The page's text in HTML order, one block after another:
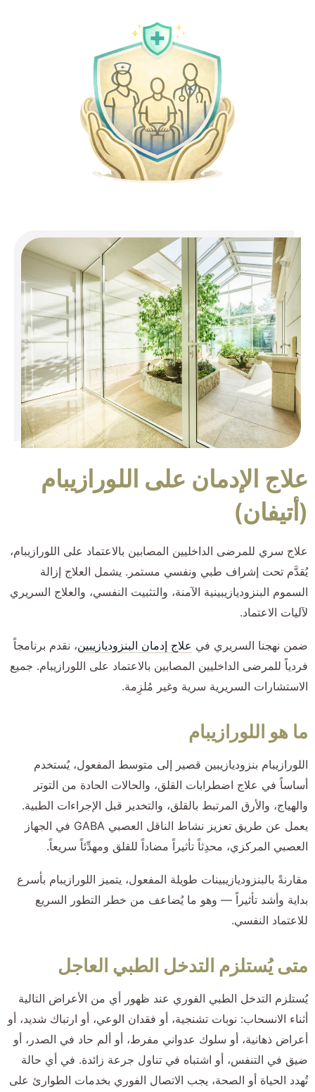
علاج الإدمان على اللورازيبام
(أتيفان)
علاج سري للمرضى الداخليين المصابين بالاعتماد على اللورازيبام،
يُقدَّم تحت إشراف طبي ونفسي مستمر. يشمل العلاج إزالة
السموم البنزوديازيبينية الآمنة، والتثبيت النفسي، والعلاج السريري
لآليات الاعتماد.
ضمن نهجنا السريري في علاج إدمان البنزوديازيبين، نقدم برنامجاً
فردياً للمرضى الداخليين المصابين بالاعتماد على اللورازيبام. جميع
الاستشارات السريرية سرية وغير مُلزِمة.
ما هو اللورازيبام
اللورازيبام بنزوديازيبين قصير إلى متوسط المفعول، يُستخدم
أساساً في علاج اضطرابات القلق، والحالات الحادة من التوتر
والهياج، والأرق المرتبط بالقلق، والتخدير قبل الإجراءات الطبية.
يعمل عن طريق تعزيز نشاط الناقل العصبي GABA في الجهاز
العصبي المركزي، محدِثاً تأثيراً مضاداً للقلق ومهدِّئاً سريعاً.
مقارنةً بالبنزوديازيبينات طويلة المفعول، يتميز اللورازيبام بأسرع
بداية وأشد تأثيراً — وهو ما يُضاعف من خطر التطور السريع
للاعتماد النفسي.
متى يُستلزم التدخل الطبي العاجل
يُستلزم التدخل الطبي الفوري عند ظهور أي من الأعراض التالية
أثناء الانسحاب: نوبات تشنجية، أو فقدان الوعي، أو ارتباك شديد، أو
أعراض ذهانية، أو سلوك عدواني مفرط، أو ألم حاد في الصدر، أو
ضيق في التنفس، أو اشتباه في تناول جرعة زائدة. في أي حالة
تُهدد الحياة أو الصحة، يجب الاتصال الفوري بخدمات الطوارئ على